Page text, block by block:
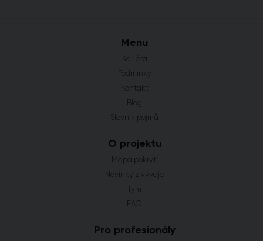
Menu
Kariéra
Podmínky
Kontakt
Blog
Slovník pojmů
O projektu
Mapa pokrytí
Novinky z vývoje
Tým
FAQ
Pro profesionály